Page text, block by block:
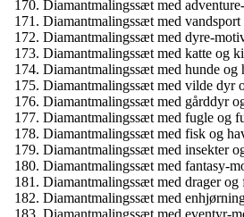
Diamantmalingssæt med
Diamantmalingssæt med
Diamantmalingssæt med dyre-
Diamantmalingssæt med katte og
Diamantmalingssæt med hunde og
Diamantmalingssæt med vilde dyr
Diamantmalingssæt med gårddyr
Diamantmalingssæt med fugle og
Diamantmalingssæt med fisk og
Diamantmalingssæt med insekter
Diamantmalingssæt med fantasy-
Diamantmalingssæt med drager og
Diamantmalingssæt med
Diamantmalingssæt med eventyr-